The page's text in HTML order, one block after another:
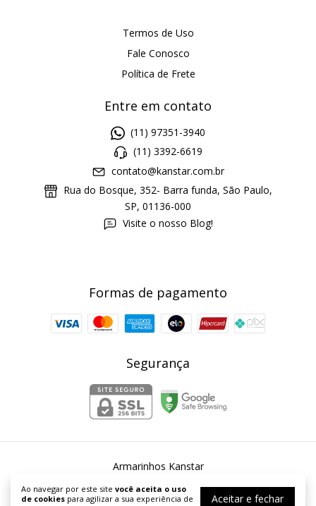
Ao navegar por este site você aceita o uso
de cookies para agilizar a sua experiência de
Aceitar e fechar
Termos de Uso
Fale Conosco
Política de Frete
Entre em contato
(11) 97351-3940
(11) 3392-6619
contato@kanstar.com.br
Rua do Bosque, 352- Barra funda, São Paulo,
SP, 01136-000
Visite o nosso Blog!
Formas de pagamento
Segurança
Armarinhos Kanstar
reservados.